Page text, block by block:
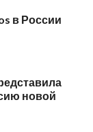
в России
новой